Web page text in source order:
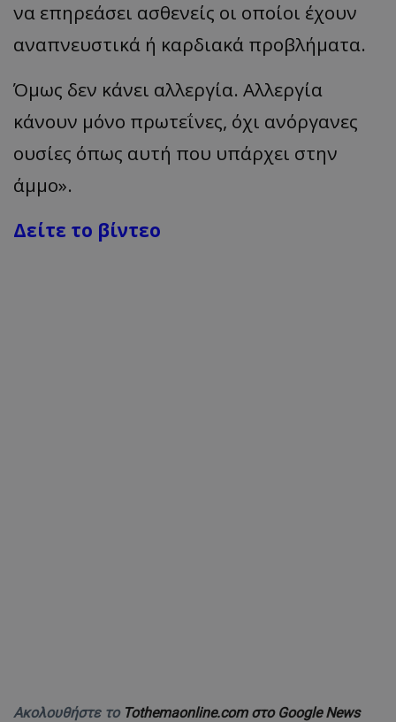
να επηρεάσει ασθενείς οι οποίοι έχουν
αναπνευστικά ή καρδιακά προβλήματα.
Όμως δεν κάνει αλλεργία. Αλλεργία
κάνουν μόνο πρωτεΐνες, όχι ανόργανες
ουσίες όπως αυτή που υπάρχει στην
άμμο».
Δείτε το βίντεο
Ακολουθήστε το Tothemaonline.com στο Google News